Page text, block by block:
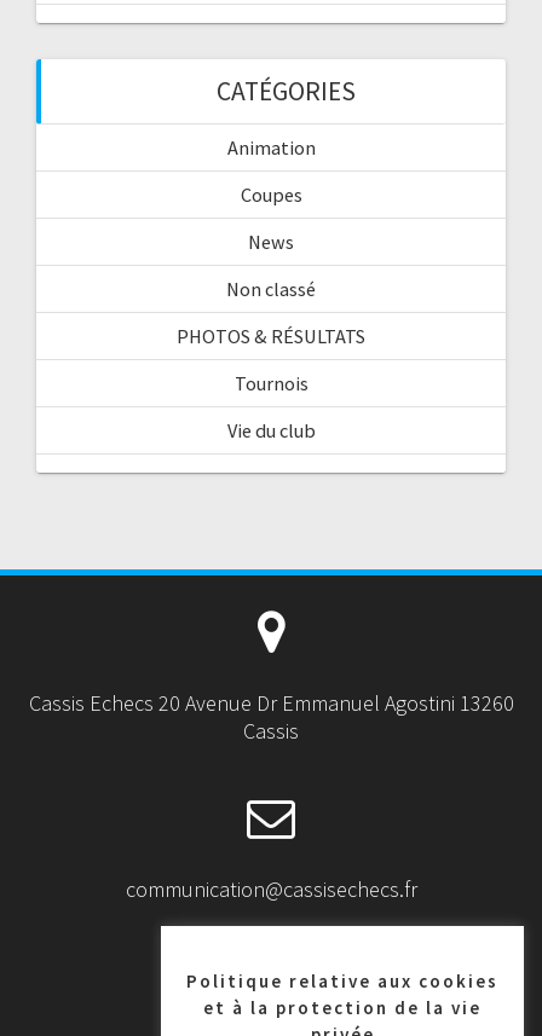
CATÉGORIES
Animation
Coupes
News
Non classé
PHOTOS & RÉSULTATS
Tournois
Vie du club
Cassis Echecs 20 Avenue Dr Emmanuel Agostini 13260
Cassis
communication@cassisechecs.fr
Politique relative aux cookies
et à la protection de la vie